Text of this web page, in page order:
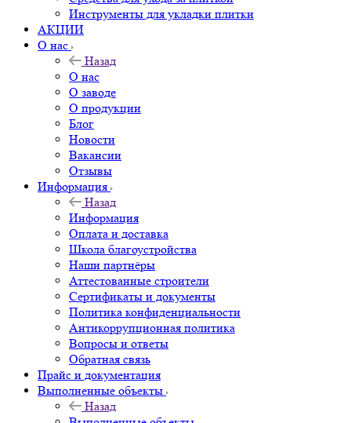
Инструменты для укладки плитки
АКЦИИ
О нас
Назад
О нас
О заводе
О продукции
Блог
Новости
Вакансии
Отзывы
Информация
Назад
Информация
Оплата и доставка
Школа благоустройства
Наши партнёры
Аттестованные строители
Сертификаты и документы
Политика конфиденциальности
Антикоррупционная политика
Вопросы и ответы
Обратная связь
Прайс и документация
Выполненные объекты
Назад